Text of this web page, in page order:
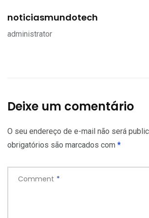
noticiasmundotech
administrator
Deixe um comentário
O seu endereço de e-mail não será
obrigatórios são marcados com *
Comment *